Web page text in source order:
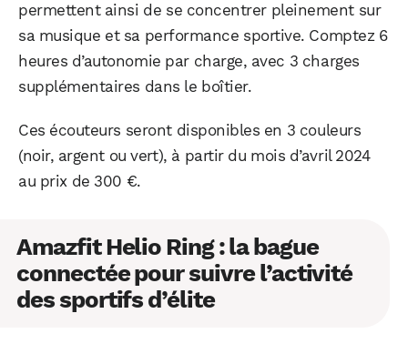
permettent ainsi de se concentrer pleinement sur
sa musique et sa performance sportive. Comptez 6
heures d’autonomie par charge, avec 3 charges
supplémentaires dans le boîtier.
Ces écouteurs seront disponibles en 3 couleurs
(noir, argent ou vert), à partir du mois d’avril 2024
au prix de 300 €.
Amazfit Helio Ring : la bague
connectée pour suivre l’activité
des sportifs d’élite